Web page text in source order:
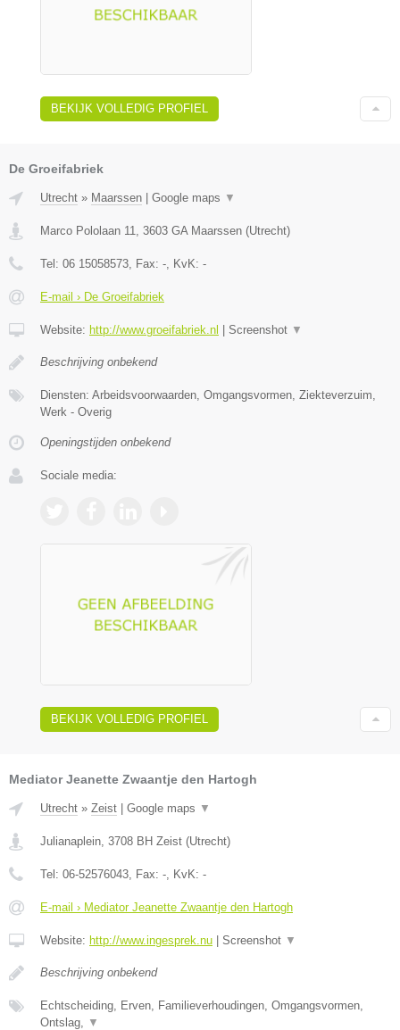
BEKIJK VOLLEDIG PROFIEL
De Groeifabriek
Utrecht » Maarssen Google maps ▼
Marco Pololaan 11 3603 GA Maarssen (Utrecht)
Tel: 06 15058573 , Fax: - , KvK: -
E-mail › De Groeifabriek
Website: http://www.groeifabriek.nl Screenshot ▼
Beschrijving onbekend
Diensten: Arbeidsvoorwaarden, Omgangsvormen, Ziekteverzuim,
Werk - Overig
Openingstijden onbekend
Sociale media:
BEKIJK VOLLEDIG PROFIEL
Mediator Jeanette Zwaantje den Hartogh
Utrecht » Zeist | Google maps ▼
Julianaplein 3708 BH Zeist (Utrecht)
Tel: 06-52576043 , Fax: - , KvK: -
E-mail › Mediator Jeanette Zwaantje den Hartogh
Website: http://www.ingesprek.nu | Screenshot ▼
Beschrijving onbekend
Echtscheiding, Erven, Familieverhoudingen, Omgangsvormen,
Ontslag,
▼